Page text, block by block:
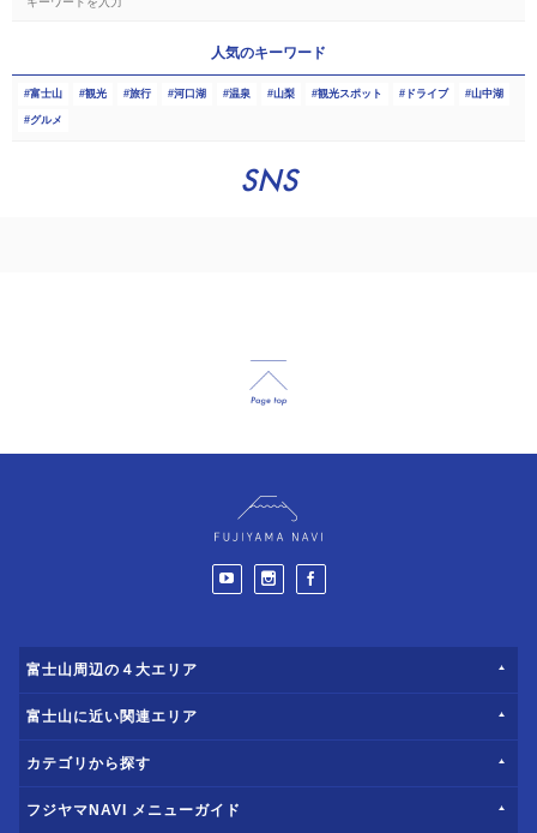
人気のキーワード
富士山 観光 旅行 河口湖 温泉 山梨 観光スポット ドライブ 山中湖
グルメ
SNS
富士山周辺の４大エリア
富士山に近い関連エリア
カテゴリから探す
フジヤマNAVI メニューガイド